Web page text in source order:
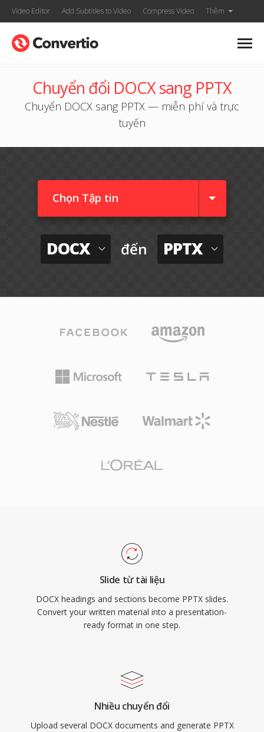
Video Editor Add Subtitles to Video Compress Video Thêm
Chuyển đổi DOCX sang PPTX
Chuyển DOCX sang PPTX — miễn phí và trực
tuyến
Chọn Tập tin
DOCX đến PPTX
Slide từ tài liệu
DOCX headings and sections become PPTX slides.
Convert your written material into a presentation-
ready format in one step.
Nhiều chuyển đổi
Upload several DOCX documents and generate PPTX